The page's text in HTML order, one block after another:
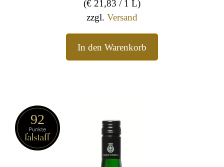
(€21,83 / 1 L)
zzgl. Versand
In den Warenkorb
92